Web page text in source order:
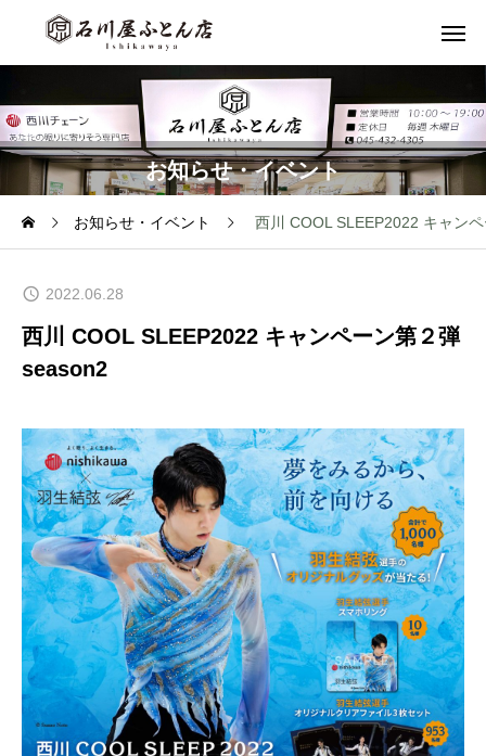
お知らせ・イベント
お知らせ・イベント 西川 COOL SLEEP2022 キャン
2022.06.28
西川 COOL SLEEP2022 キャンペーン第２弾
season2